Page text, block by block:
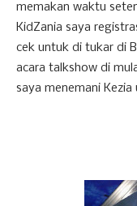
memakan waktu
KidZania saya
cek untuk di tukar di
acara talkshow di
saya menemani